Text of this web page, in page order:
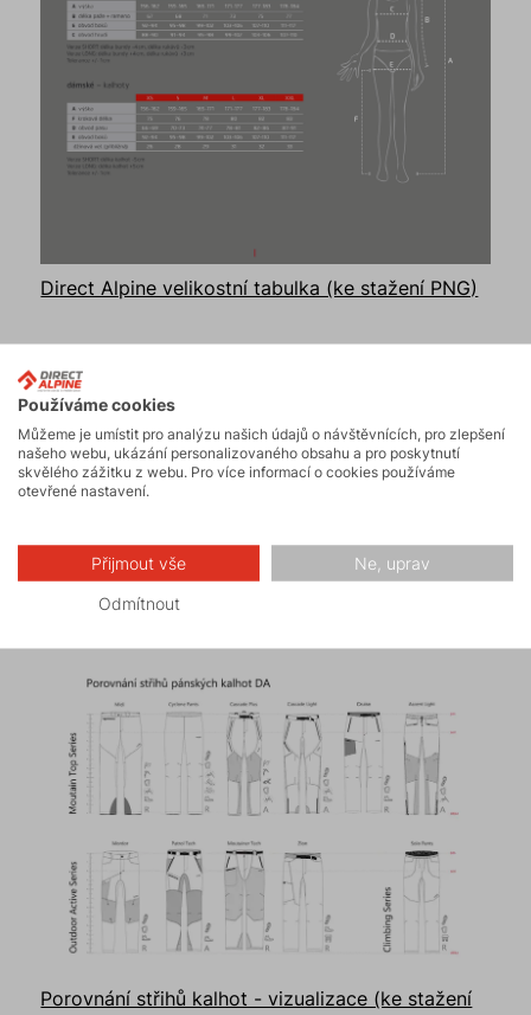
Direct Alpine velikostní tabulka (ke stažení PNG)
Porovnání střihů kalhot - vizualizace (ke stažení
Používáme cookies
Můžeme je umístit pro analýzu našich údajů o návštěvnících, pro zlepšení
našeho webu, ukázání personalizovaného obsahu a pro poskytnutí
skvělého zážitku z webu. Pro více informací o cookies používáme
otevřené nastavení.
Přijmout vše Ne, uprav
Odmítnout